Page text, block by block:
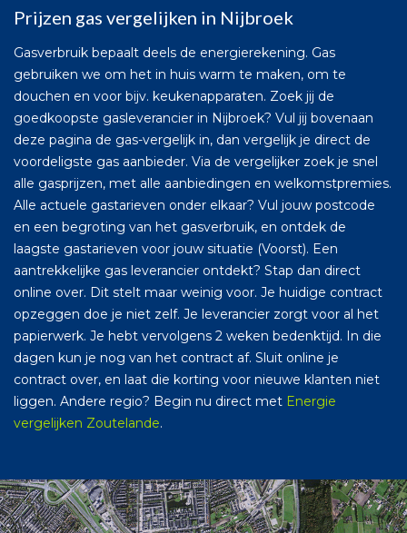
Prijzen gas vergelijken in Nijbroek
Gasverbruik bepaalt deels de energierekening. Gas
gebruiken we om het in huis warm te maken, om te
douchen en voor bijv. keukenapparaten. Zoek jij de
goedkoopste gasleverancier in Nijbroek? Vul jij bovenaan
deze pagina de gas-vergelijk in, dan vergelijk je direct de
voordeligste gas aanbieder. Via de vergelijker zoek je snel
alle gasprijzen, met alle aanbiedingen en welkomstpremies.
Alle actuele gastarieven onder elkaar? Vul jouw postcode
en een begroting van het gasverbruik, en ontdek de
laagste gastarieven voor jouw situatie (Voorst). Een
aantrekkelijke gas leverancier ontdekt? Stap dan direct
online over. Dit stelt maar weinig voor. Je huidige contract
opzeggen doe je niet zelf. Je leverancier zorgt voor al het
papierwerk. Je hebt vervolgens 2 weken bedenktijd. In die
dagen kun je nog van het contract af. Sluit online je
contract over, en laat die korting voor nieuwe klanten niet
liggen. Andere regio? Begin nu direct met Energie
vergelijken Zoutelande.